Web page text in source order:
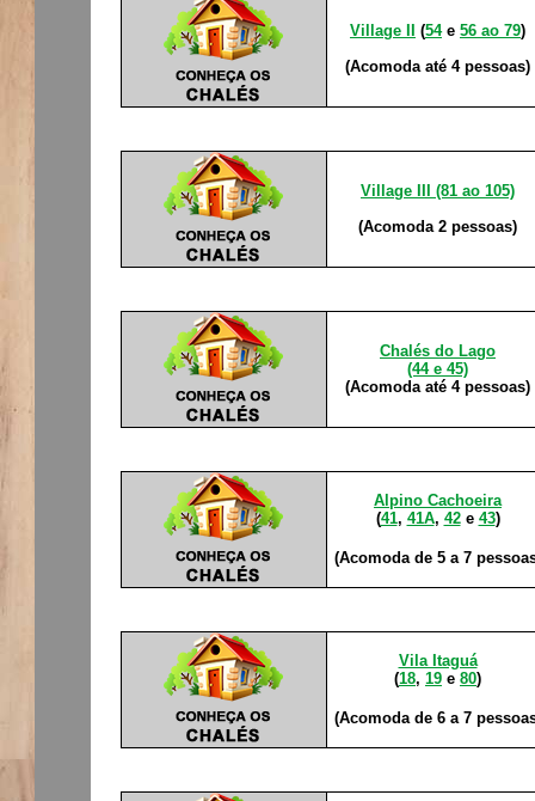
Village II (54e 56 ao 79)
(Acomoda até 4 pessoas)
Village III (81 ao 105)
(Acomoda 2 pessoas)
Chalés do Lago
(44 e 45)
(Acomoda até 4 pessoas)
Alpino Cachoeira
(41, 41A, 42e 43)
(Acomoda de 5 a 7
Vila Itaguá
(18, 19 e 80)
(Acomoda de 6 a 7